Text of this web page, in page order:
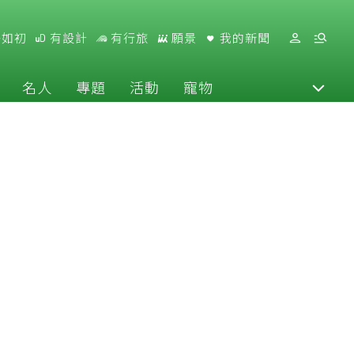
初 有設計 有行旅 願景 我的新聞
名人 專題 活動 寵物